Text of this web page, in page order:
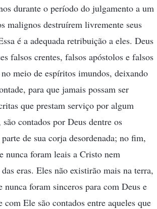
durante o período do julgamento a um
malignos destruírem livremente seus
é a adequada retribuição a eles. Deus
falsos crentes, falsos apóstolos e falsos
meio de espíritos imundos, deixando
para que jamais possam ser
que prestam serviço por algum
contados por Deus dentre os
de sua corja desordenada; no fim,
nunca foram leais a Cristo nem
eras. Eles não existirão mais na terra,
foram sinceros para com Deus e
Ele são contados entre aqueles que